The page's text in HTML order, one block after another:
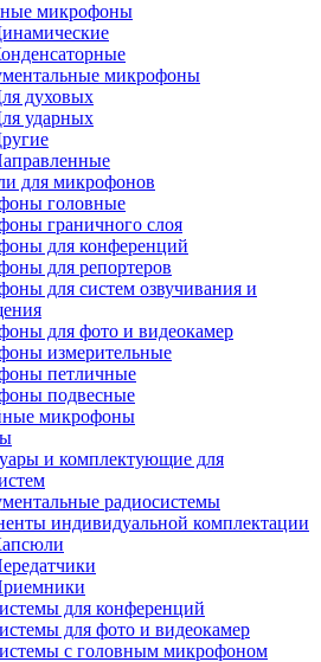
микрофоны
микрофоны
духовых
ударных
для микрофонов
головные
граничного слоя
для конференций
для репортеров
для систем озвучивания и
для фото и видеокамер
измерительные
петличные
подвесные
микрофоны
и комплектующие для
радиосистемы
индивидуальной комплектации
для конференций
для фото и видеокамер
с головным микрофоном